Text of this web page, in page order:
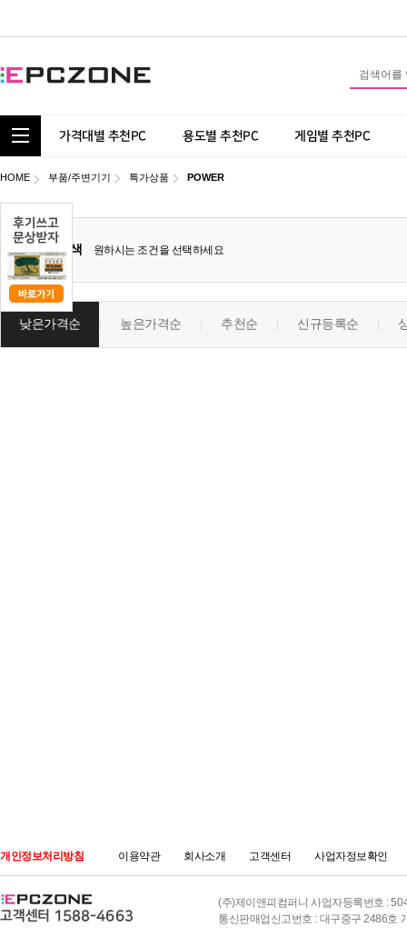
통합 카테고리 보기
가격대별 추천PC 용도별 추천PC 게임별 추천PC
HOME 부품/주변기기 특가상품 POWER
상세검색 원하시는 조건을 선택하세요
낮은가격순 높은가격순 추천순 신규등록순
개인정보처리방침 이용약관 회사소개 고객센터 사업자정보확인
(주)제이앤피컴퍼니 사업자등록번호 :
통신판매업신고번호 : 대구중구 2486호